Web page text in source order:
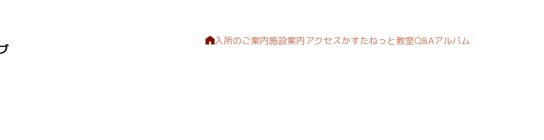
入所のご案内施設案内アクセスかすたねっと教室Q&Aアルバム